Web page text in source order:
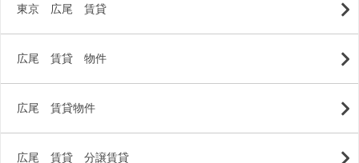
東京 広尾 賃貸
広尾 賃貸 物件
広尾 賃貸物件
広尾 賃貸 分譲賃貸